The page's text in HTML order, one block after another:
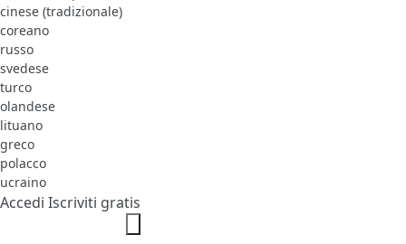
cinese (tradizionale)
coreano
russo
svedese
turco
olandese
lituano
greco
polacco
ucraino
Accedi Iscriviti gratis